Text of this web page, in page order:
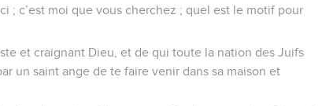
; c’est moi que vous cherchez ; quel est le motif pour
et craignant Dieu, et de qui toute la nation des Juifs
un saint ange de te faire venir dans sa maison et